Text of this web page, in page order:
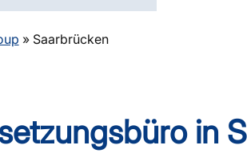
» Saarbrücken
in